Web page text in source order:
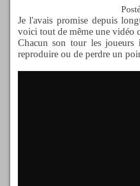
Je l'avais promise depuis
voici tout de même une vidéo
Chacun son tour les joueurs
reproduire ou de perdre un